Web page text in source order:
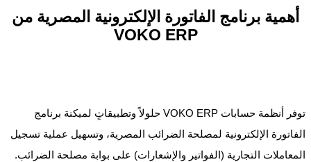
أهمية برنامج الفاتورة الإلكترونية المصرية من
VOKO ERP
توفر أنظمة حسابات VOKO ERP حلولاً وتطبيقاتٍ لميكنة برنامج
الفاتورة الإلكترونية لمصلحة الضرائب المصرية، وتسهيل عملية تسجيل
المعاملات التجارية (الفواتير والإشعارات) على بوابة مصلحة الضرائب.